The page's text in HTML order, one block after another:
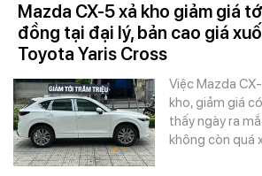
Mazda CX-5 xả kho giảm giá
đồng tại đại lý, bản cao giá
Toyota Yaris Cross
Việc Mazda
kho, giảm giá
thấy ngày ra
không còn quá